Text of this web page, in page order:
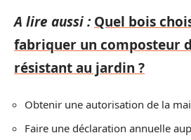
A lire aussi : Quel bois
fabriquer un composteur
résistant au jardin ?
Obtenir une autorisation de la
Faire une déclaration annuelle